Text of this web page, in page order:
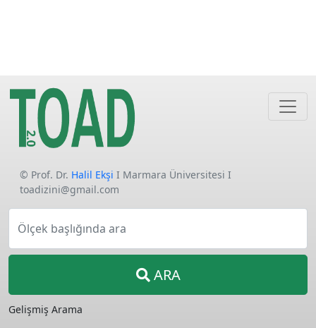
© Prof. Dr. Halil Ekşi I Marmara Üniversitesi I
toadizini@gmail.com
Ölçek başlığında ara
ARA
Gelişmiş Arama